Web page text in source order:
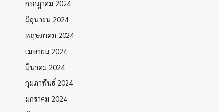
กรกฎาคม 2024
มิถุนายน 2024
พฤษภาคม 2024
เมษายน 2024
มีนาคม 2024
กุมภาพันธ์ 2024
มกราคม 2024